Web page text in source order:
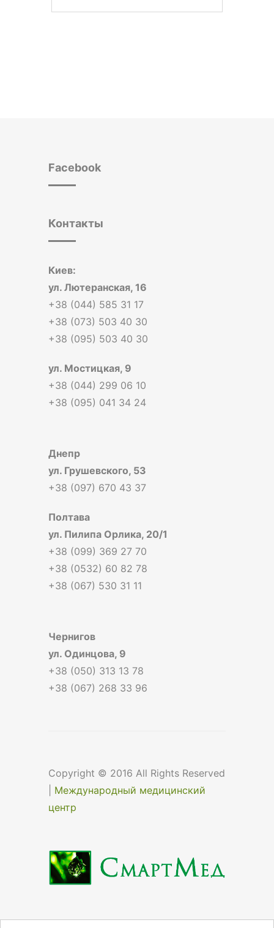
Facebook
Контакты
Киев:
ул. Лютеранская, 16
+38 (044) 585 31 17
+38 (073) 503 40 30
+38 (095) 503 40 30
ул. Мостицкая, 9
+38 (044) 299 06 10
+38 (095) 041 34 24
Днепр
ул. Грушевского, 53
+38 (097) 670 43 37
Полтава
ул. Пилипа Орлика, 20/1
+38 (099) 369 27 70
+38 (0532) 60 82 78
+38 (067) 530 31 11
Чернигов
ул. Одинцова, 9
+38 (050) 313 13 78
+38 (067) 268 33 96
Copyright © 2016 All Rights Reserved
Международный медицинский
центр